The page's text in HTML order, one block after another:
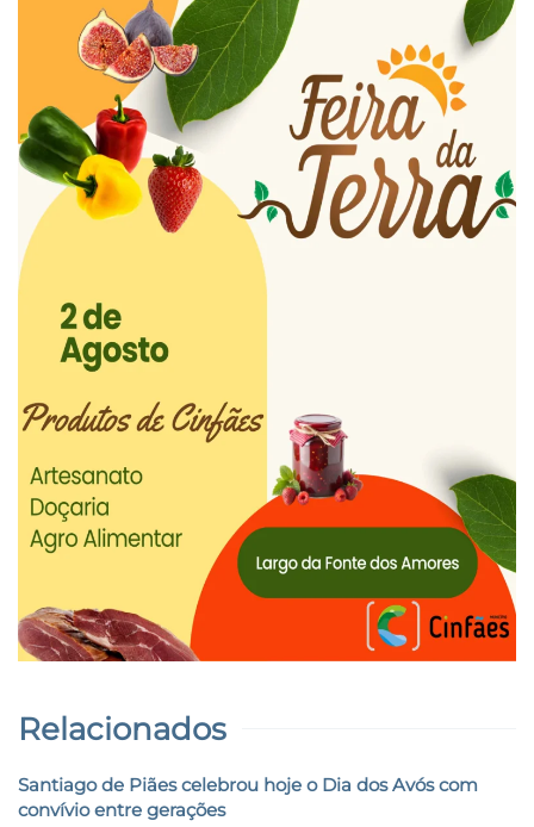
Relacionados
Santiago de Piães celebrou hoje o Dia dos Avós com
convívio entre gerações